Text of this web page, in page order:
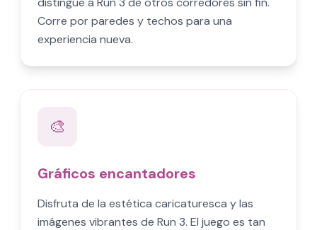
Corre por paredes y techos para una
experiencia nueva.
🎨
Gráficos encantadores
Disfruta de la estética caricaturesca y las
imágenes vibrantes de Run 3. El juego es tan